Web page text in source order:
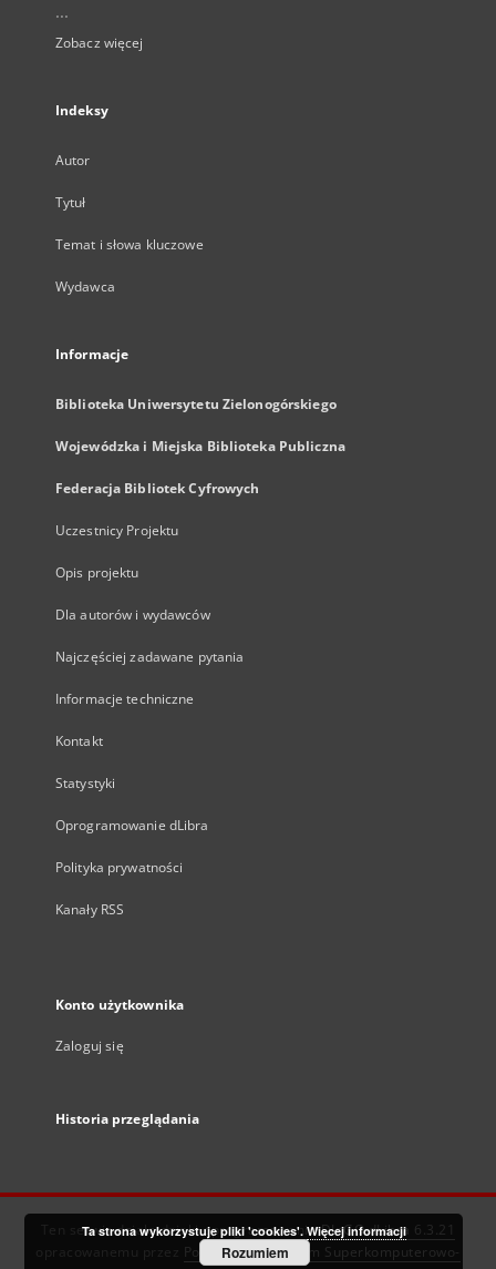
...
Zobacz więcej
Indeksy
Autor
Tytuł
Temat i słowa kluczowe
Wydawca
Informacje
Biblioteka Uniwersytetu Zielonogórskiego
Wojewódzka i Miejska Biblioteka Publiczna
Federacja Bibliotek Cyfrowych
Uczestnicy Projektu
Opis projektu
Dla autorów i wydawców
Najczęściej zadawane pytania
Informacje techniczne
Kontakt
Statystyki
Oprogramowanie dLibra
Polityka prywatności
Kanały RSS
Konto użytkownika
Zaloguj się
Historia przeglądania
Ten serwis działa dzięki oprogramowaniuDInGO dLibra 6.3.21
Poznańskie Centrum Superkomputerowo-
Ta strona wykorzystuje pliki 'cookies'. Więcej informacji
Rozumiem